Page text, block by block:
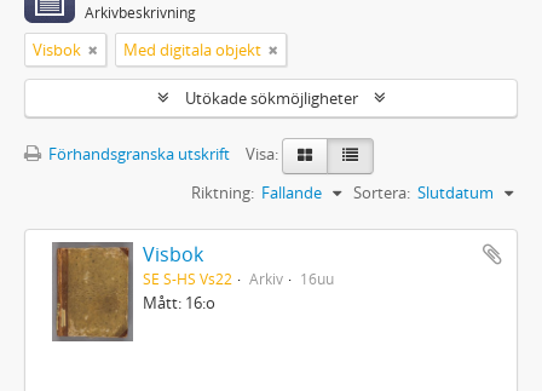
Arkivbeskrivning
Visbok Med digitala objekt
Utökade sökmöjligheter
Förhandsgranska utskrift
Visa:
Sortera: Slutdatum
Riktning: Fallande
Visbok
SE S-HS Vs22 Arkiv 16uu
Mått: 16:o